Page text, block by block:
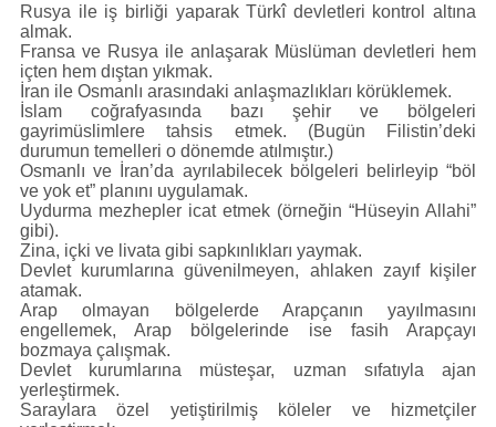
Rusya ile iş birliği yaparak Türkî devletleri kontrol altına
almak.
Fransa ve Rusya ile anlaşarak Müslüman devletleri hem
içten hem dıştan yıkmak.
İran ile Osmanlı arasındaki anlaşmazlıkları körüklemek.
İslam coğrafyasında bazı şehir ve bölgeleri
gayrimüslimlere tahsis etmek. (Bugün Filistin’deki
durumun temelleri o dönemde atılmıştır.)
Osmanlı ve İran’da ayrılabilecek bölgeleri belirleyip “böl
ve yok et” planını uygulamak.
Uydurma mezhepler icat etmek (örneğin “Hüseyin Allahi”
gibi).
Zina, içki ve livata gibi sapkınlıkları yaymak.
Devlet kurumlarına güvenilmeyen, ahlaken zayıf kişiler
atamak.
Arap olmayan bölgelerde Arapçanın yayılmasını
engellemek, Arap bölgelerinde ise fasih Arapçayı
bozmaya çalışmak.
Devlet kurumlarına müsteşar, uzman sıfatıyla ajan
yerleştirmek.
Saraylara özel yetiştirilmiş köleler ve hizmetçiler